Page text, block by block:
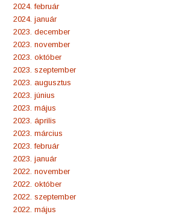
2024. február
2024. január
2023. december
2023. november
2023. október
2023. szeptember
2023. augusztus
2023. június
2023. május
2023. április
2023. március
2023. február
2023. január
2022. november
2022. október
2022. szeptember
2022. május